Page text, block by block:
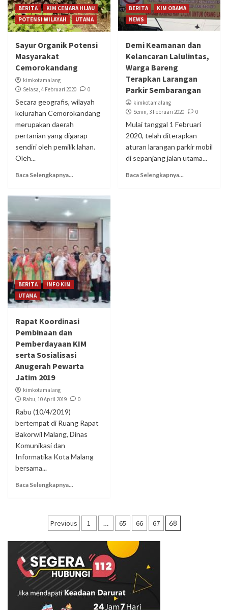
BERITA
KIM CEMARA HIJAU
POTENSI WILAYAH
UTAMA
Sayur Organik Potensi
Masyarakat
Cemorokandang
kimkotamalang
Selasa, 4 Februari 2020
0
Secara geografis, wilayah
kelurahan Cemorokandang
merupakan daerah
pertanian yang digarap
sendiri oleh pemilik lahan.
Oleh...
Baca Selengkapnya...
BERITA
KIM OBAMA
NEWS
Demi Keamanan dan
Kelancaran Lalulintas,
Warga Bareng
Terapkan Larangan
Parkir Sembarangan
kimkotamalang
Senin, 3 Februari 2020
0
Mulai tanggal 1 Februari
2020, telah diterapkan
aturan larangan parkir mobil
di sepanjang jalan utama...
Baca Selengkapnya...
BERITA
INFO KIM
UTAMA
Rapat Koordinasi
Pembinaan dan
Pemberdayaan KIM
serta Sosialisasi
Anugerah Pewarta
Jatim 2019
kimkotamalang
Rabu, 10 April 2019
0
Rabu (10/4/2019)
bertempat di Ruang Rapat
Bakorwil Malang, Dinas
Komunikasi dan
Informatika Kota Malang
bersama...
Baca Selengkapnya...
Navigasi
pos
Previous 1 … 65 66 67 68